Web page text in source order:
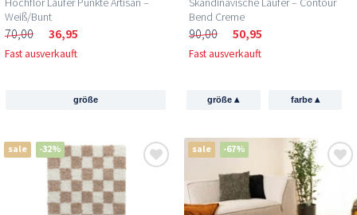
Weiß/Bunt
70,00 36,95
Fast ausverkauft
größe
Bend Creme
90,00 50,95
Fast ausverkauft
größe▴ farbe ▴
sale -32% sale -67%